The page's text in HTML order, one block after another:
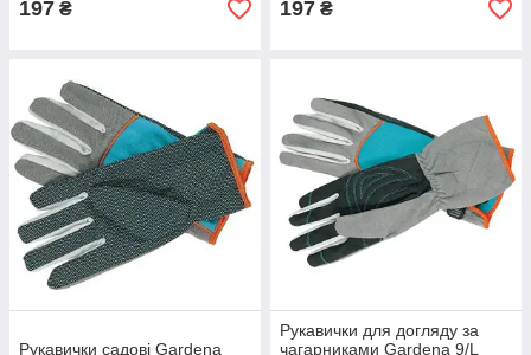
197 ₴ 197 ₴
Рукавички садові Gardena
Рукавички для догляду за
чагарниками Gardena 9/L